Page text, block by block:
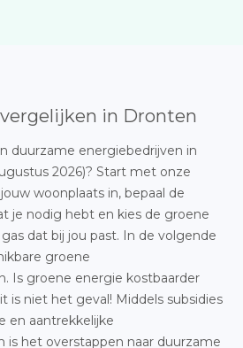
in Dronten
duurzame energiebedrijven in
2026)? Start met onze
woonplaats in, bepaal de
je nodig hebt en kies de groene
dat bij jou past. In de volgende
groene
Is groene energie kostbaarder
is niet het geval! Middels subsidies
en aantrekkelijke
is het overstappen naar duurzame